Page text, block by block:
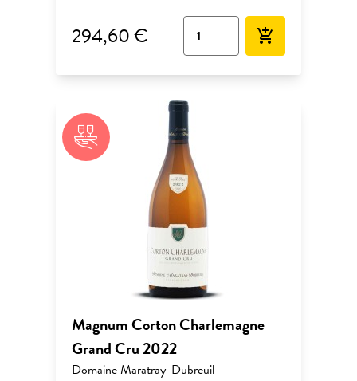
294,60 € add_shopping_cart
Magnum Corton Charlemagne
Grand Cru 2022
Domaine Maratray-Dubreuil